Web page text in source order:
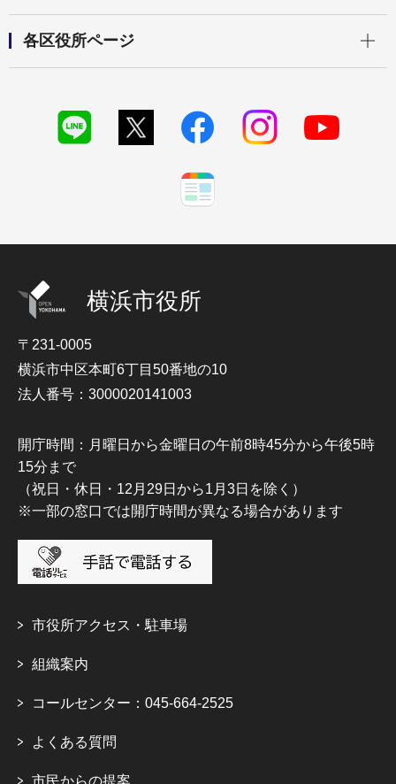
各区役所ページ
横浜市役所
〒231-0005
横浜市中区本町6丁目50番地の10
法人番号：3000020141003
開庁時間：月曜日から金曜日の午前8時45分から午後5時
15分まで
（祝日・休日・12月29日から1月3日を除く）
※一部の窓口では開庁時間が異なる場合があります
市役所アクセス・駐車場
組織案内
コールセンター：045-664-2525
よくある質問